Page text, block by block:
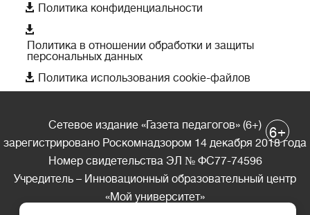
 Политика конфиденциальности

Политика в отношении обработки и защиты
персональных данных
 Политика использования cookie-файлов
Сетевое издание «Газета педагогов» (6+)
зарегистрировано Роскомнадзором 14 декабря 2018 года
Номер свидетельства ЭЛ № ФС77-74596
Учредитель – Инновационный образовательный центр
«Мой университет»
6+